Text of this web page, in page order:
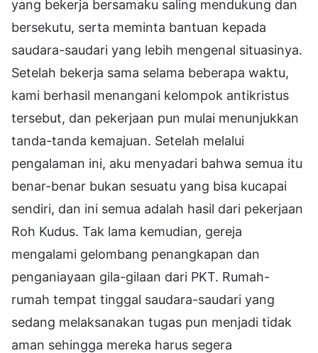
yang bekerja bersamaku saling mendukung dan
bersekutu, serta meminta bantuan kepada
saudara-saudari yang lebih mengenal situasinya.
Setelah bekerja sama selama beberapa waktu,
kami berhasil menangani kelompok antikristus
tersebut, dan pekerjaan pun mulai menunjukkan
tanda-tanda kemajuan. Setelah melalui
pengalaman ini, aku menyadari bahwa semua itu
benar-benar bukan sesuatu yang bisa kucapai
sendiri, dan ini semua adalah hasil dari pekerjaan
Roh Kudus. Tak lama kemudian, gereja
mengalami gelombang penangkapan dan
penganiayaan gila-gilaan dari PKT. Rumah-
rumah tempat tinggal saudara-saudari yang
sedang melaksanakan tugas pun menjadi tidak
aman sehingga mereka harus segera